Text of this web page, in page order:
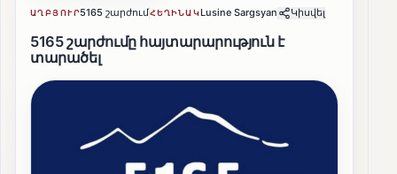
ԱՂԲՅՈՒՐ5165 շարժումՀԵՂԻՆԱԿLusine Sargsyan Կիսվել
5165 շարժումը հայտարարություն է
տարածել